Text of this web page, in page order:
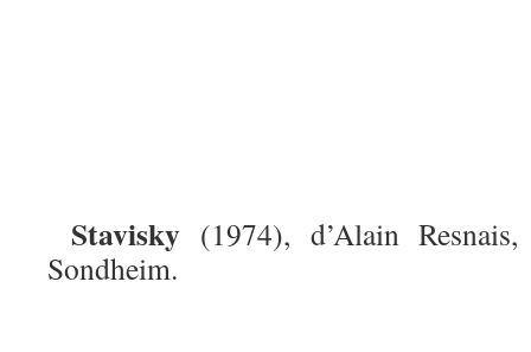
Stavisky(1974), d’Alain Resnais,
Sondheim.